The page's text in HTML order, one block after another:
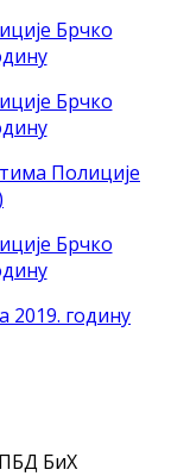
Брчко
Брчко
Полиције
Брчко
2019. годину
БиХ